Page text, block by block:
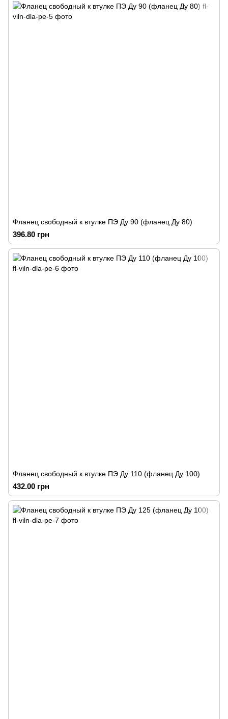
Фланец свободный к втулке ПЭ Ду 90 (фланец Ду 80)
396.80 грн
Фланец свободный к втулке ПЭ Ду 110 (фланец Ду 100)
432.00 грн